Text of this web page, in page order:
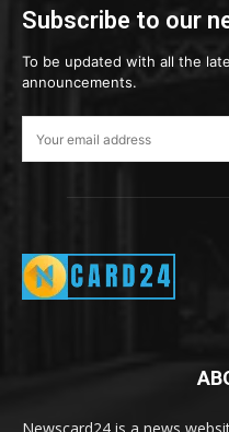
Subscribe to our
To be updated with all the
announcements.